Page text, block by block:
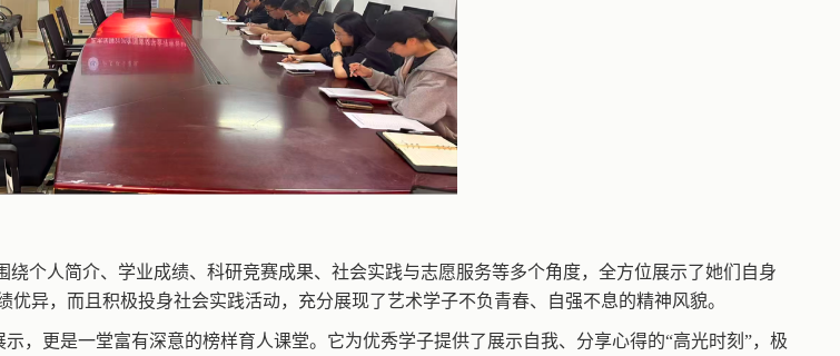
个人简介、学业成绩、科研竞赛成果、社会实践与志愿服务等多个角度，全方位展示了她们自身
异，而且积极投身社会实践活动，充分展现了艺术学子不负青春、自强不息的精神风貌。
，更是一堂富有深意的榜样育人课堂。它为优秀学子提供了展示自我、分享心得的“高光时刻”，极